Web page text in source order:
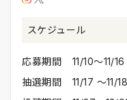
スケジュール
応募期間
11/10〜11/
抽選期間
11/17 〜11/18